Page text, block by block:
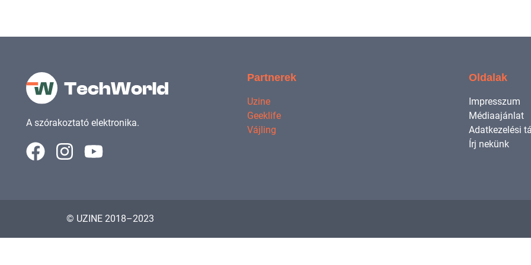
A szórakoztató elektronika.
Partnerek
Uzine
Geeklife
Vájling
Oldalak
Impresszum
Médiaajánlat
Adatkezelési
Írj nekünk
© UZINE 2018–2023